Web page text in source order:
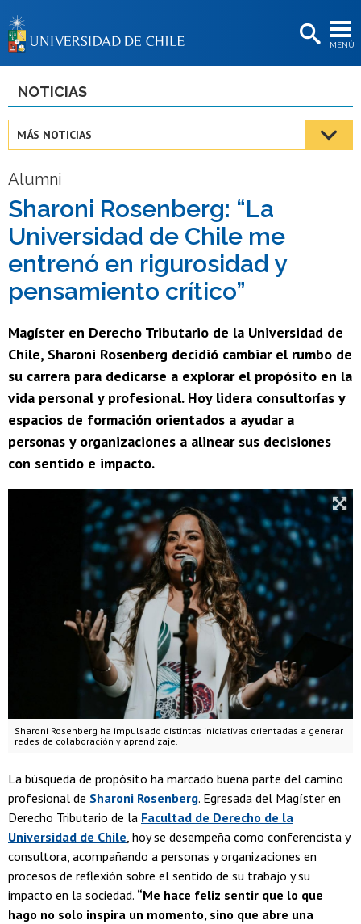
MENÚ
BIBLIOTECAS
Estudiantes
Funcionarias/os
Egresadas/os
NOTICIAS
MÁS NOTICIAS
Alumni
Sharoni Rosenberg: “La
Universidad de Chile me
entrenó en rigurosidad y
pensamiento crítico”
Magíster en Derecho Tributario de la Universidad de
Chile, Sharoni Rosenberg decidió cambiar el rumbo de
su carrera para dedicarse a explorar el propósito en la
vida personal y profesional. Hoy lidera consultorías y
espacios de formación orientados a ayudar a
personas y organizaciones a alinear sus decisiones
con sentido e impacto.
Sharoni Rosenberg ha impulsado distintas iniciativas orientadas a generar
redes de colaboración y aprendizaje.
La búsqueda de propósito ha marcado buena parte del camino
profesional de Sharoni Rosenberg. Egresada del Magíster en
Derecho Tributario de la Facultad de Derecho de la
Universidad de Chile, hoy se desempeña como conferencista y
consultora, acompañando a personas y organizaciones en
procesos de reflexión sobre el sentido de su trabajo y su
impacto en la sociedad. “Me hace feliz sentir que lo que
hago no solo inspira un momento, sino que abre una